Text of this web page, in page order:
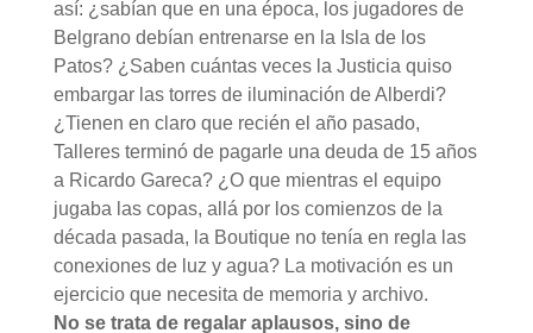
así: ¿sabían que en una época, los jugadores de
Belgrano debían entrenarse en la Isla de los
Patos? ¿Saben cuántas veces la Justicia quiso
embargar las torres de iluminación de Alberdi?
¿Tienen en claro que recién el año pasado,
Talleres terminó de pagarle una deuda de 15 años
a Ricardo Gareca? ¿O que mientras el equipo
jugaba las copas, allá por los comienzos de la
década pasada, la Boutique no tenía en regla las
conexiones de luz y agua? La motivación es un
ejercicio que necesita de memoria y archivo.
No se trata de regalar aplausos, sino de